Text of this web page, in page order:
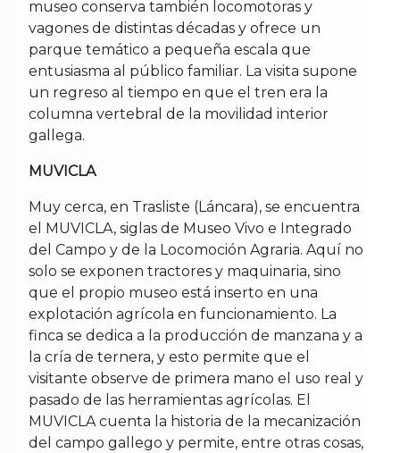
museo conserva también locomotoras y
vagones de distintas décadas y ofrece un
parque temático a pequeña escala que
entusiasma al público familiar. La visita supone
un regreso al tiempo en que el tren era la
columna vertebral de la movilidad interior
gallega.
MUVICLA
Muy cerca, en Trasliste (Láncara), se encuentra
el MUVICLA, siglas de Museo Vivo e Integrado
del Campo y de la Locomoción Agraria. Aquí no
solo se exponen tractores y maquinaria, sino
que el propio museo está inserto en una
explotación agrícola en funcionamiento. La
finca se dedica a la producción de manzana y a
la cría de ternera, y esto permite que el
visitante observe de primera mano el uso real y
pasado de las herramientas agrícolas. El
MUVICLA cuenta la historia de la mecanización
del campo gallego y permite, entre otras cosas,